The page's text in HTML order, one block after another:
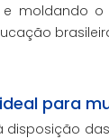
e moldando o
para
disposição